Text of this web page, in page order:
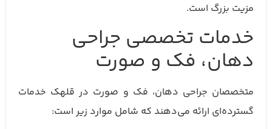
مزیت بزرگ است.
خدمات تخصصی جراحی
دهان، فک و صورت
متخصصان جراحی دهان، فک و صورت در قلهک خدمات
گسترده‌ای ارائه می‌دهند که شامل موارد زیر است: